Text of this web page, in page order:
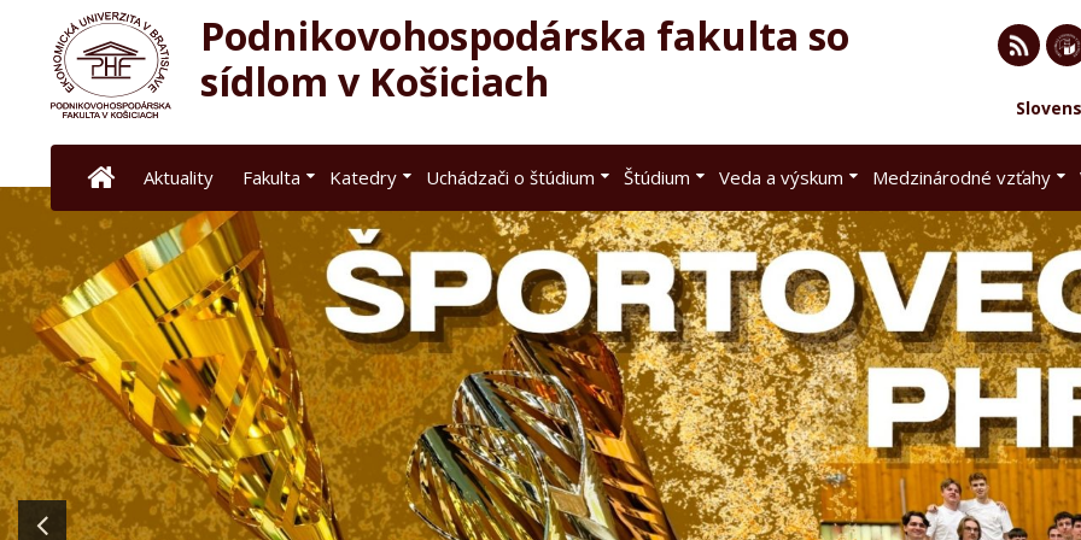
Podnikovohospodárska fakulta so
sídlom v Košiciach
Aktuality Fakulta Katedry Uchádzači o štúdium Štúdium Veda a výskum Medzinárodné vzťahy